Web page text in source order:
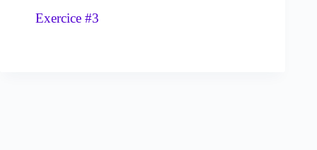
Exercice #3